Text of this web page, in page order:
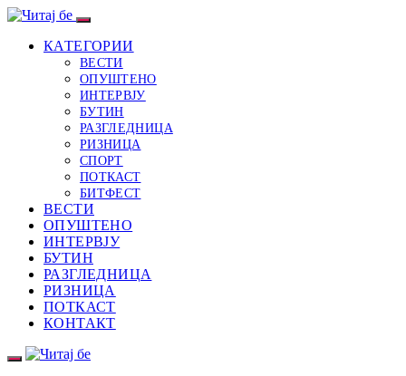
КАТЕГОРИИ
ВЕСТИ
ОПУШТЕНО
ИНТЕРВЈУ
БУТИН
РАЗГЛЕДНИЦА
РИЗНИЦА
СПОРТ
ПОТКАСТ
БИТФЕСТ
ВЕСТИ
ОПУШТЕНО
ИНТЕРВЈУ
БУТИН
РАЗГЛЕДНИЦА
РИЗНИЦА
ПОТКАСТ
КОНТАКТ